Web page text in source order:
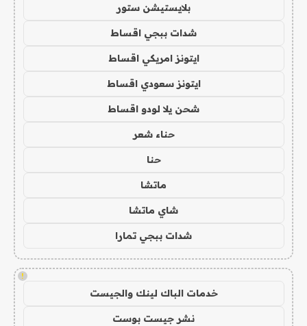
بلايستيشن ستور
شدات ببجي اقساط
ايتونز امريكي اقساط
ايتونز سعودي اقساط
شحن يلا لودو اقساط
حناء شعر
حنا
ماتشا
شاي ماتشا
شدات ببجي تمارا
!
خدمات الباك لينك والجيست
نشر جيست بوست